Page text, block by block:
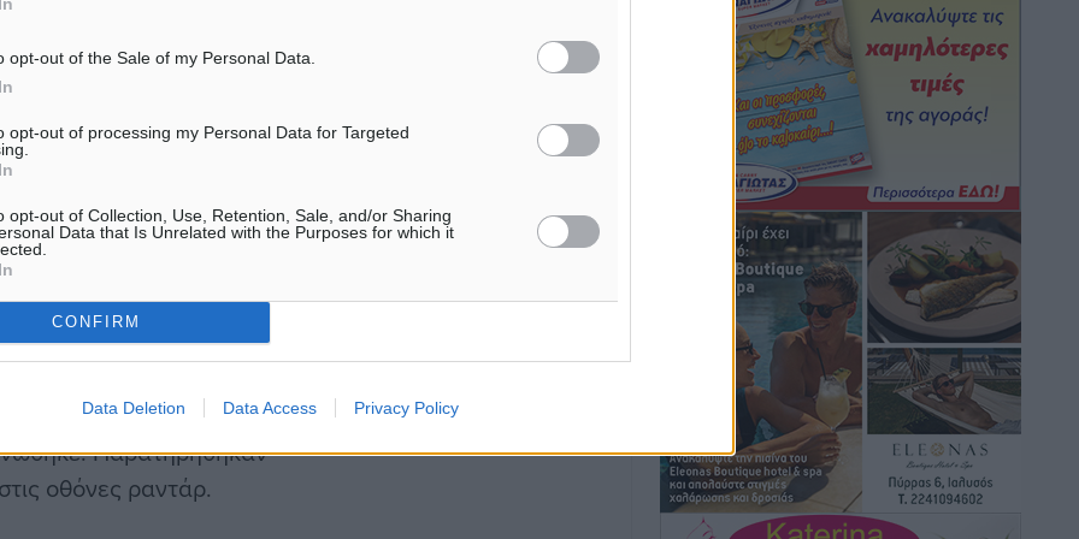
opt-out of the Sale of my Personal Data.
opt-out of processing my Personal Data for Targeted
opt-out of Collection, Use, Retention, Sale, and/or Sharing
Data that Is Unrelated with the Purposes for which it
CONFIRM
Data Deletion Data Access Privacy Policy
πιλότου-ελεγκτή, οι
20:34.
προσέγγισης αφού
επιστροφή.
“PAN-PAN” και
ενημερωμένα
Παρατηρήθηκαν
οθόνες ραντάρ.
Ψυχικά ασθενής κρίθηκε ο 26χρονος
που κατηγορείται για το μπαράζ
κλοπών στη Μεσαιωνική Πόλη
Ρεπορτάζ• πριν 6 λεπτά
Δικαίωση επιχειρηματία της Καρπάθου
θύματος συκοφαντικής δυσφήμησης
Ρεπορτάζ• πριν 8 λεπτά
Β. Καρνάβας: Το ΠΑΣΟΚ οργανώνεται
από τώρα για την εκλογική μάχη –
Επανεκκινούν οι τοπικές επιτροπές στα
Δωδεκάνησα
Τοπικές Ειδήσεις πριν 8 λεπτά
Ψηφιακό δίδυμο για τα δάση της
Ρόδου και 3D εκτύπωση 42 οικισμών
Τοπικές Ειδήσεις • πριν 10 λεπτά